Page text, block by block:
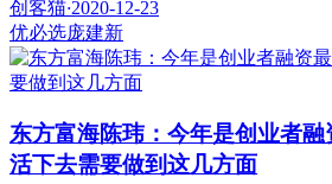
创客猫·2020-12-23
优必选庞建新
东方富海陈玮：今年是创业者
活下去需要做到这几方面